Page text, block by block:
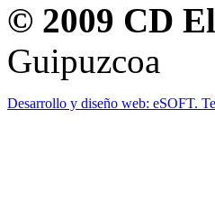
© 2009 CD
Guipuzcoa
Desarrollo y diseño web: eSOFT.